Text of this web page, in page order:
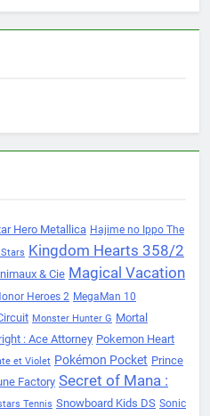
Hero Metallica Hajime no Ippo The
Kingdom Hearts 358/2
& Cie Magical Vacation
Heroes 2 MegaMan 10
Monster Hunter G Mortal
: Ace Attorney Pokemon Heart
et Violet Pokémon Pocket Prince
Factory Secret of Mana :
Tennis Snowboard Kids DS Sonic